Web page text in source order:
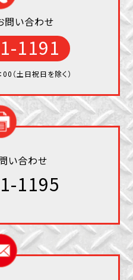
問い合わせ
1191
（土日祝日を除く）
い合わせ
1195